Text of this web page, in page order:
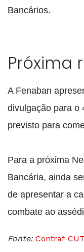
Bancários.
Próxima
A Fenaban
divulgação para o
previsto para
Para a próxima
Bancária, ainda
de apresentar a
combate ao
Fonte: Contraf-CUT